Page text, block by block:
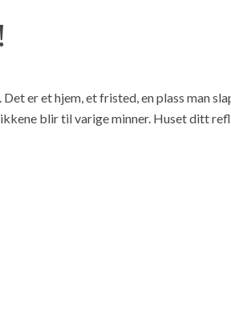
er et hjem, et fristed, en plass man
blir til varige minner. Huset ditt